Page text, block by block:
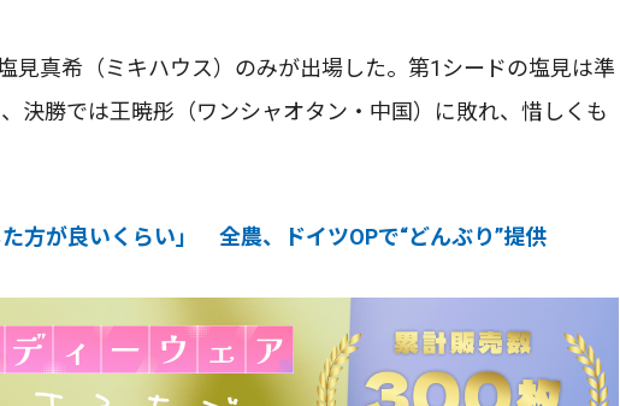
見真希（ミキハウス）のみが出場した。第1シードの塩見は準
決勝では王暁彤（ワンシャオタン・中国）に敗れ、惜しくも
方が良いくらい」 全農、ドイツOPで“どんぶり”提供